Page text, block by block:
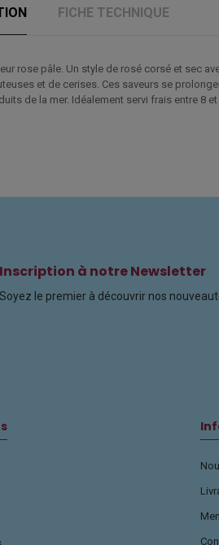
FICHE TECHNIQUE
rose pâle. Un style de rosé corsé et sec
et de cerises. Ces saveurs se
de la mer. Idéalement servi frais entre 8 et
Inscription à notre Newsletter
Soyez le premier à découvrir nos